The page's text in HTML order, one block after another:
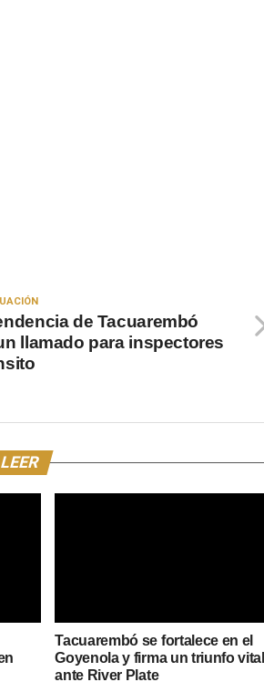
de Tacuarembó
llamado para inspectores
Tacuarembó se fortalece en el
Goyenola y firma un triunfo vital
ante River Plate